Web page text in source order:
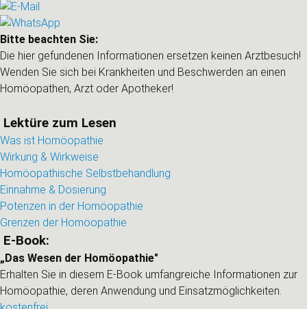
Bitte beachten Sie:
Die hier gefundenen Informationen ersetzen keinen Arztbesuch!
Wenden Sie sich bei Krankheiten und Beschwerden an einen
Homöopathen, Arzt oder Apotheker!
Lektüre zum Lesen
Was ist Homöopathie
Wirkung & Wirkweise
Homöopathische Selbstbehandlung
Einnahme & Dosierung
Potenzen in der Homöopathie
Grenzen der Homöopathie
E-Book:
„Das Wesen der Homöopathie"
Erhalten Sie in diesem E-Book umfangreiche Informationen zur
Homöopathie, deren Anwendung und Einsatzmöglichkeiten.